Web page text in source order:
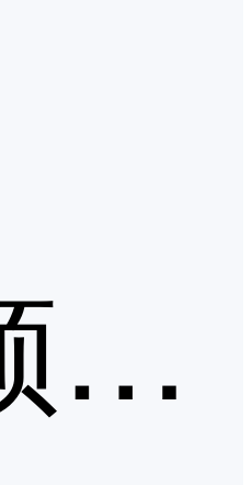
视频会议第二季度口碑产品